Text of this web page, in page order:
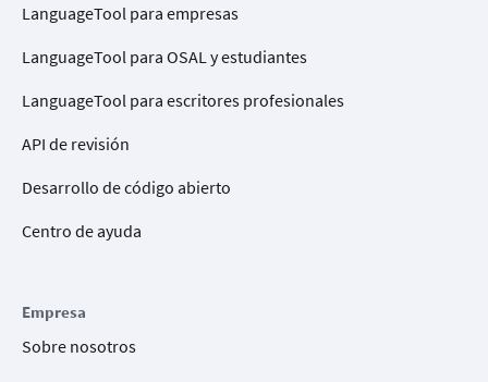
LanguageTool para empresas
LanguageTool para OSAL y estudiantes
LanguageTool para escritores profesionales
API de revisión
Desarrollo de código abierto
Centro de ayuda
Empresa
Sobre nosotros